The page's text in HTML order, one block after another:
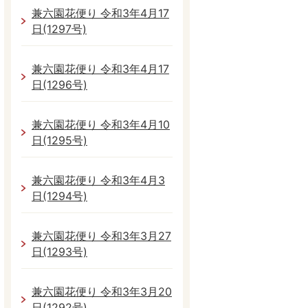
兼六園花便り 令和3年4月17
日(1297号)
兼六園花便り 令和3年4月17
日(1296号)
兼六園花便り 令和3年4月10
日(1295号)
兼六園花便り 令和3年4月3
日(1294号)
兼六園花便り 令和3年3月27
日(1293号)
兼六園花便り 令和3年3月20